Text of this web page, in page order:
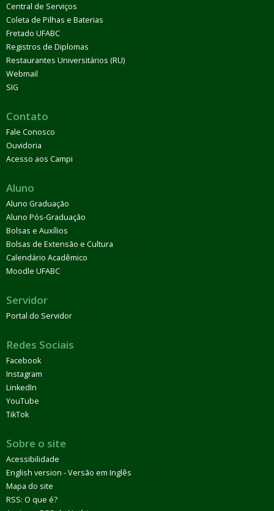
Central de Serviços
Coleta de Pilhas e Baterias
Fretado UFABC
Registros de Diplomas
Restaurantes Universitários (RU)
Webmail
SIG
Contato
Fale Conosco
Ouvidoria
Acesso aos Campi
Aluno
Aluno Graduação
Aluno Pós-Graduação
Bolsas e Auxílios
Bolsas de Extensão e Cultura
Calendário Acadêmico
Moodle UFABC
Servidor
Portal do Servidor
Redes Sociais
Facebook
Instagram
LinkedIn
YouTube
TikTok
Sobre o site
Acessibilidade
English version - Versão em Inglês
Mapa do site
RSS: O que é?